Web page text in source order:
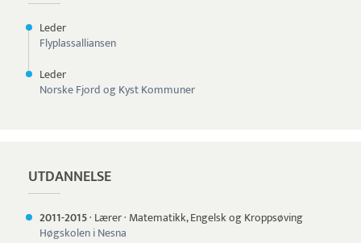
Leder
Flyplassalliansen
Leder
Norske Fjord og Kyst Kommuner
UTDANNELSE
2011-2015· Lærer· Matematikk, Engelsk og Kroppsøving
Høgskolen i Nesna